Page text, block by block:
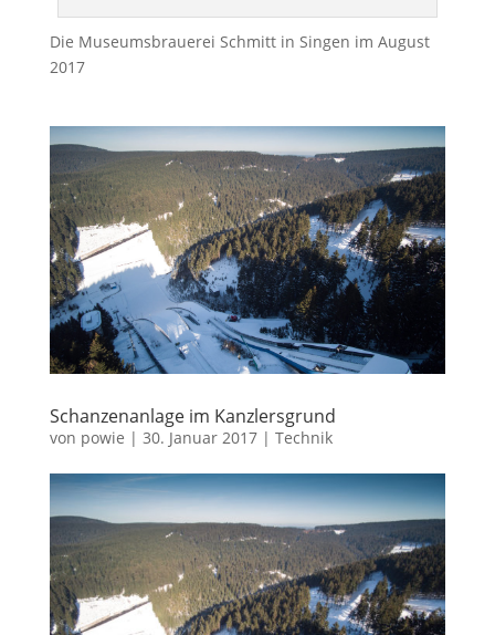
Die Museumsbrauerei Schmitt in Singen im August
2017
Schanzenanlage im Kanzlersgrund
von powie | 30. Januar 2017| Technik